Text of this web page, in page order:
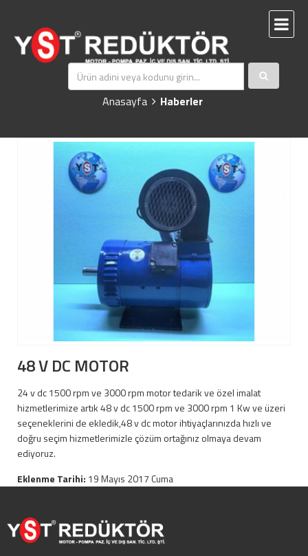
48 V DC MOTOR
Anasayfa Haberler
48 V DC MOTOR
24 v dc 1500 rpm ve 3000 rpm motor tedarik ve özel imalat
hizmetlerimize artık 48 v dc 1500 rpm ve 3000 rpm 1 Kw ve üzeri
seçeneklerini de ekledik,48 v dc motor ihtiyaçlarınızda hızlı ve
doğru seçim hizmetlerimizle çözüm ortağınız olmaya devam
ediyoruz.
Eklenme Tarihi: 19 Mayıs 2017 Cuma